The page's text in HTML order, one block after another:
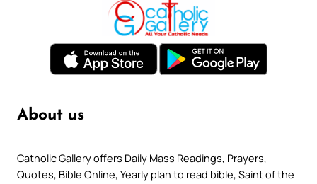
About us
Catholic Gallery offers Daily Mass Readings, Prayers,
Quotes, Bible Online, Yearly plan to read bible, Saint of the